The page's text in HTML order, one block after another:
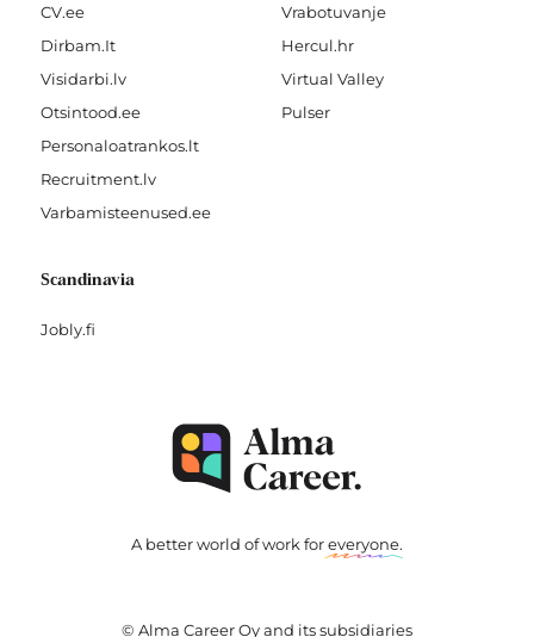
CV.ee
Dirbam.It
Visidarbi.lv
Otsintood.ee
Personaloatrankos.lt
Recruitment.lv
Varbamisteenused.ee
Vrabotuvanje
Hercul.hr
Virtual Valley
Pulser
Scandinavia
Jobly.fi
A better world of work foreveryone.
© Alma Career Oy and its subsidiaries